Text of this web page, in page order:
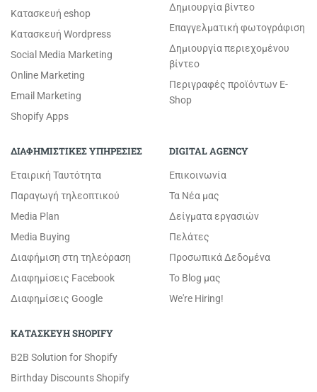
Κατασκευή eshop
Κατασκευή Wordpress
Social Media Marketing
Online Marketing
Email Marketing
Shopify Apps
Δημιουργία βίντεο
Επαγγελματική φωτογράφιση
Δημιουργία περιεχομένου
βίντεο
Περιγραφές προϊόντων E-
Shop
ΔΙΑΦΗΜΙΣΤΙΚΕΣ ΥΠΗΡΕΣΙΕΣ
Εταιρική Ταυτότητα
Παραγωγή τηλεοπτικού
Media Plan
Media Buying
Διαφήμιση στη τηλεόραση
Διαφημίσεις Facebook
Διαφημίσεις Google
DIGITAL AGENCY
Επικοινωνία
Τα Νέα μας
Δείγματα εργασιών
Πελάτες
Προσωπικά Δεδομένα
Το Blog μας
We're Hiring!
ΚΑΤΑΣΚΕΥΗ SHOPIFY
B2B Solution for Shopify
Birthday Discounts Shopify